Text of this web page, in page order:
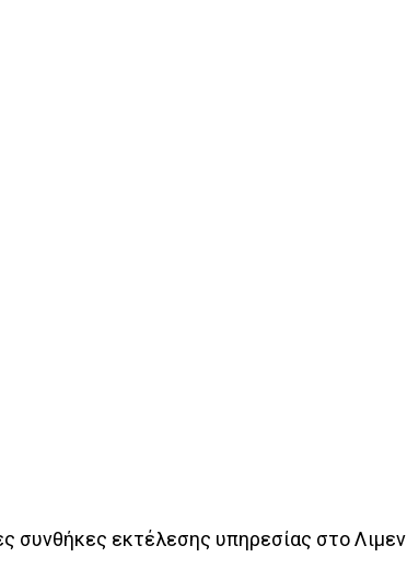
συνθήκες εκτέλεσης υπηρεσίας στο